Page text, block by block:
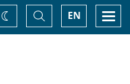
EN
Basculer
la
recherche
Changez
de